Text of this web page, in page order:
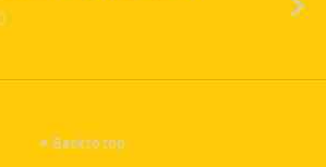
Back to top